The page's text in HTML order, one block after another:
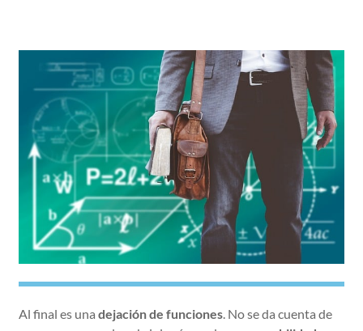
Al final es unadejación de funciones. No se da cuenta de